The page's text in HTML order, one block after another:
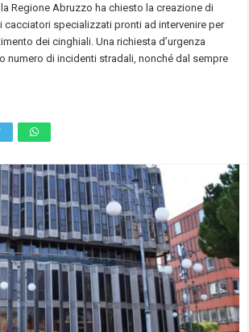
Regione Abruzzo ha chiesto la creazione di
cacciatori specializzati pronti ad intervenire per
dei cinghiali. Una richiesta d’urgenza
numero di incidenti stradali, nonché dal sempre